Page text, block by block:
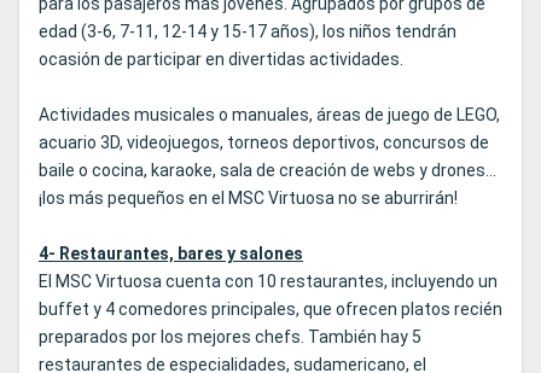
para los pasajeros más jóvenes. Agrupados por grupos de
edad (3-6, 7-11, 12-14 y 15-17 años), los niños tendrán
ocasión de participar en divertidas actividades.
Actividades musicales o manuales, áreas de juego de LEGO,
acuario 3D, videojuegos, torneos deportivos, concursos de
baile o cocina, karaoke, sala de creación de webs y drones...
¡los más pequeños en el MSC Virtuosa no se aburrirán!
4- Restaurantes, bares y salones
El MSC Virtuosa cuenta con 10 restaurantes, incluyendo un
buffet y 4 comedores principales, que ofrecen platos recién
preparados por los mejores chefs. También hay 5
restaurantes de especialidades, sudamericano, el